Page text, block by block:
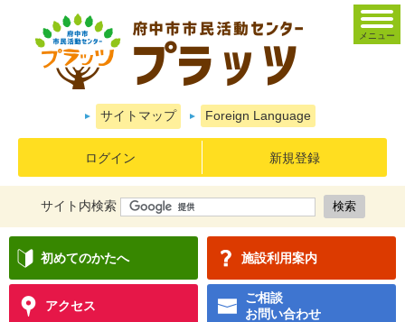
サイトマップ Foreign Language
ログイン 新規登録
サイト内検索
初めてのかたへ 施設利用案内
アクセス
ご相談
お問い合わせ
メニュー